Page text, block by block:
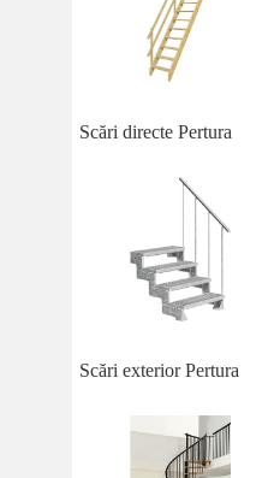
Scări directe Pertura
Scări exterior Pertura